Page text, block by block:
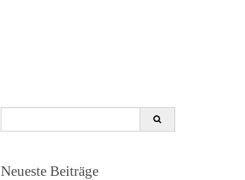
Neueste Beiträge